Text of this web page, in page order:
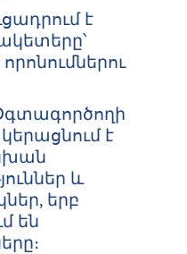
է
է
և
երբ
են